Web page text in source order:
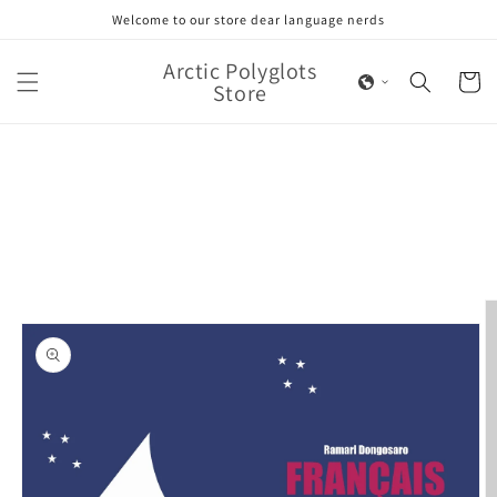
Welcome to our store dear language nerds
Arctic Polyglots
Store Cart